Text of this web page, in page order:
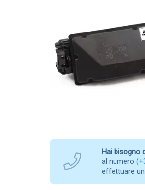
Hai bisogno
al numero
effettuare un